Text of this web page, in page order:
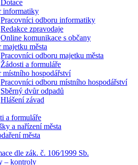
Dotace
informatiky
Pracovníci odboru informatiky
Redakce zpravodaje
Online komunikace s občany
majetku města
Pracovníci odboru majetku města
Žádosti a formuláře
místního hospodářství
Pracovníci odboru místního hospodářství
Sběrný dvůr odpadů
Hlášení závad
a formuláře
a nařízení města
města
dle zák. č. 106⁄1999 Sb.
– kontroly